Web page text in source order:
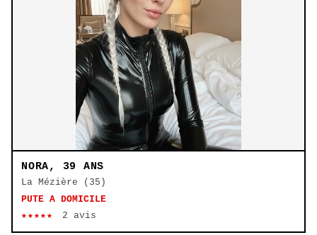
NORA, 39 ANS
La Mézière (35)
PUTE A DOMICILE
★★★★★
2 avis